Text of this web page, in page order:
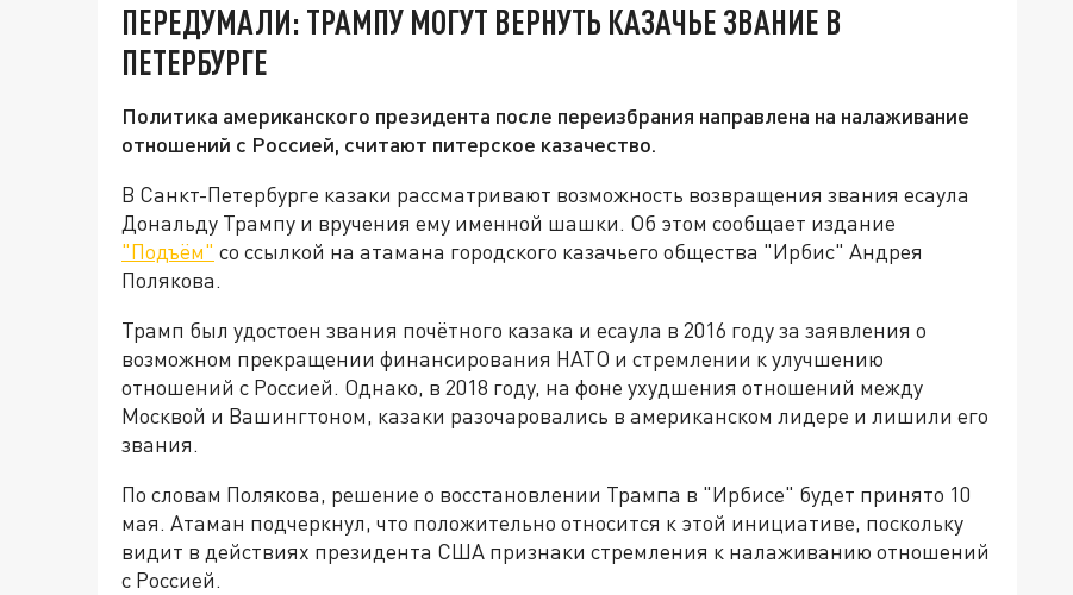
ПЕРЕДУМАЛИ: ТРАМПУ МОГУТ ВЕРНУТЬ КАЗАЧЬЕ ЗВАНИЕ В
ПЕТЕРБУРГЕ
Политика американского президента после переизбрания направлена на налаживание
отношений с Россией, считают питерское казачество.
В Санкт-Петербурге казаки рассматривают возможность возвращения звания есаула
Дональду Трампу и вручения ему именной шашки. Об этом сообщает издание
"Подъём" со ссылкой на атамана городского казачьего общества "Ирбис" Андрея
Полякова.
Трамп был удостоен звания почётного казака и есаула в 2016 году за заявления о
возможном прекращении финансирования НАТО и стремлении к улучшению
отношений с Россией. Однако, в 2018 году, на фоне ухудшения отношений между
Москвой и Вашингтоном, казаки разочаровались в американском лидере и лишили его
звания.
По словам Полякова, решение о восстановлении Трампа в "Ирбисе" будет принято 10
мая. Атаман подчеркнул, что положительно относится к этой инициативе, поскольку
видит в действиях президента США признаки стремления к налаживанию отношений
с Россией.